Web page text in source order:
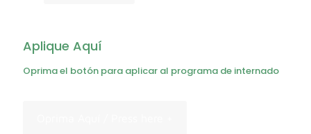
Aplique Aquí
Oprima el botón para aplicar al programa de internado